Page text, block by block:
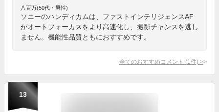
八百万(50代・男性)
ソニーのハンディカムは、ファストインテリジェンスAF
がオートフォーカスをより高速化し、撮影チャンスを逃し
ません。機能性品質ともにおすすめです。
全てのおすすめコメント (1 件) >
13